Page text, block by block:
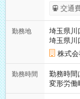
いOK！
ンビニ
交通
勤務地
埼玉県川
埼玉県川
株式
勤務時間
勤務時間
変形労働時間
～21：00